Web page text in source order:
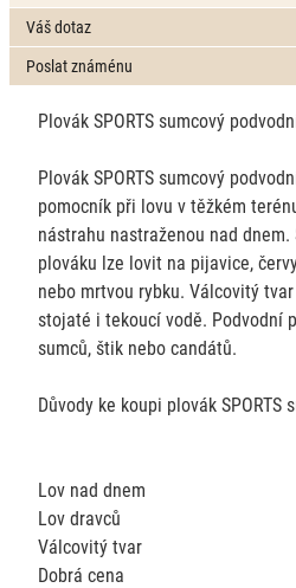
Váš dotaz
Poslat známénu
Plovák SPORTS sumcový
Plovák SPORTS sumcový
pomocník při lovu v těžkém
nástrahu nastraženou nad
plováku lze lovit na pijavice,
nebo mrtvou rybku. Válcovitý
stojaté i tekoucí vodě. Podvodní
sumců, štik nebo candátů.
Důvody ke koupi plovák SPORTS
Lov nad dnem
Lov dravců
Válcovitý tvar
Dobrá cena